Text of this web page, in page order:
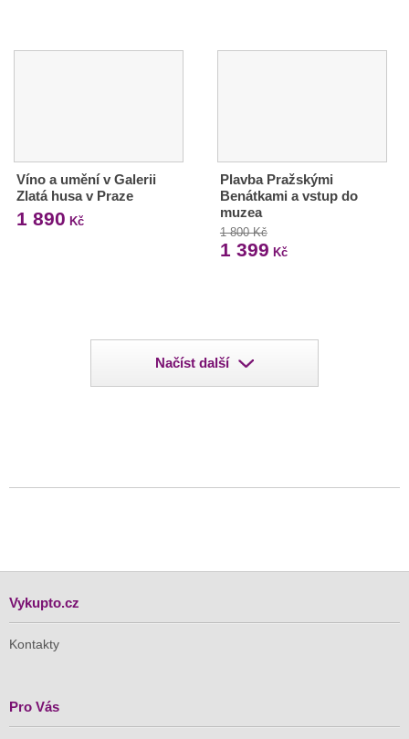
Víno a umění v Galerii
Zlatá husa v Praze
1 890 Kč
Plavba Pražskými
Benátkami a vstup do
muzea
1 800 Kč
1 399 Kč
Načíst další
Vykupto.cz
Kontakty
Pro Vás